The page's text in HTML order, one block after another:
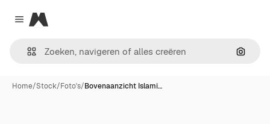
Close menu
Magnific
Home/Stock/Foto's/Bovenaanzicht Islami…